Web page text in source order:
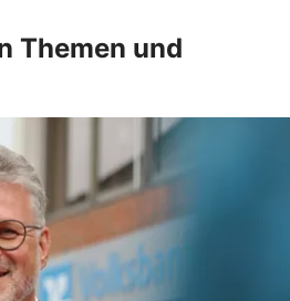
Themen und